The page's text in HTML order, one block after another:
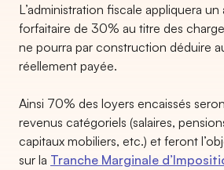
L’administration fiscale appliquera
forfaitaire de 30% au titre des
ne pourra par construction déduire
réellement payée.
Ainsi 70% des loyers encaissés
revenus catégoriels (salaires,
capitaux mobiliers, etc.) et feront
sur la Tranche Marginale